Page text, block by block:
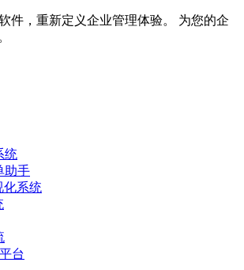
件，重新定义企业管理体验。 为您的企
统
助手
化系统
台